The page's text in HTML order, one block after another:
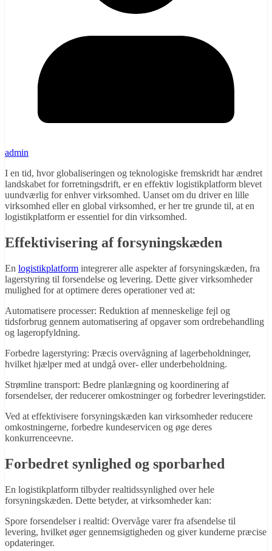
admin
I en tid, hvor globaliseringen og teknologiske fremskridt har ændret
landskabet for forretningsdrift, er en effektiv logistikplatform blevet
uundværlig for enhver virksomhed. Uanset om du driver en lille
virksomhed eller en global virksomhed, er her tre grunde til, at en
logistikplatform er essentiel for din virksomhed.
Effektivisering af forsyningskæden
En logistikplatform integrerer alle aspekter af forsyningskæden, fra
lagerstyring til forsendelse og levering. Dette giver virksomheder
mulighed for at optimere deres operationer ved at:
Automatisere processer: Reduktion af menneskelige fejl og
tidsforbrug gennem automatisering af opgaver som ordrebehandling
og lageropfyldning.
Forbedre lagerstyring: Præcis overvågning af lagerbeholdninger,
hvilket hjælper med at undgå over- eller underbeholdning.
Strømline transport: Bedre planlægning og koordinering af
forsendelser, der reducerer omkostninger og forbedrer leveringstider.
Ved at effektivisere forsyningskæden kan virksomheder reducere
omkostningerne, forbedre kundeservicen og øge deres
konkurrenceevne.
Forbedret synlighed og sporbarhed
En logistikplatform tilbyder realtidssynlighed over hele
forsyningskæden. Dette betyder, at virksomheder kan:
Spore forsendelser i realtid: Overvåge varer fra afsendelse til
levering, hvilket øger gennemsigtigheden og giver kunderne præcise
opdateringer.